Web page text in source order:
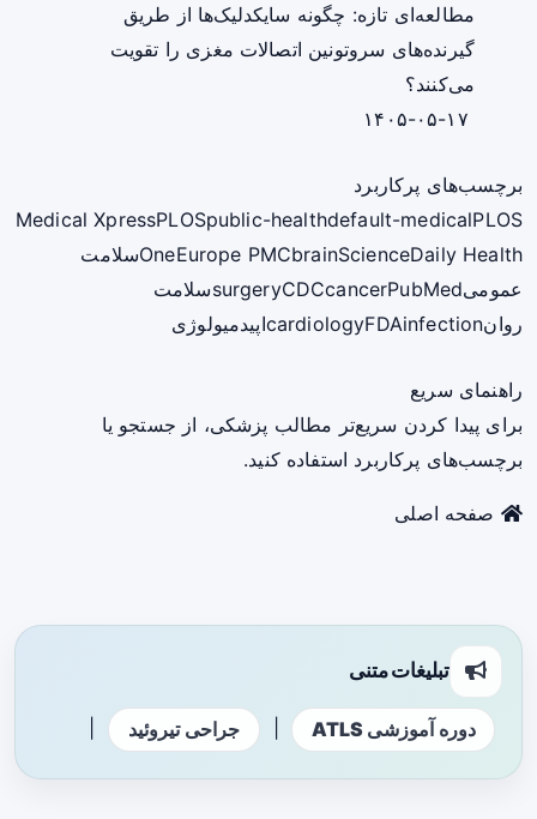
مطالعه‌ای تازه: چگونه سایکدلیک‌ها از طریق
گیرنده‌های سروتونین اتصالات مغزی را تقویت
می‌کنند؟
برچسب‌های پرکاربرد
Medical XpressPLOSpublic-healthdefault-medicalPLOS
OneEurope PMCbrainScienceDaily Health
سلامت
عمومی
surgeryCDCcancerPubMed
سلامت
روان
cardiologyFDAinfection اپیدمیولوژی
راهنمای سریع
برای پیدا کردن سریع‌تر مطالب پزشکی، از جستجو یا
برچسب‌های پرکاربرد استفاده کنید.
صفحه اصلی
تبلیغات متنی
دوره آموزشی ATLS جراحی تیروئید